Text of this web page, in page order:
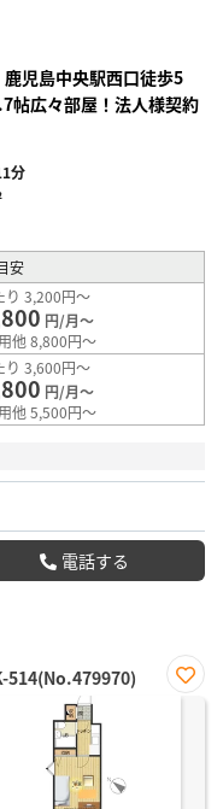
鹿児島中央駅西口徒歩5
広々部屋！法人様契約
分
安
り 3,200円～
円/月～
他 8,800円～
り 3,600円～
円/月～
他 5,500円～
電話する
514(No.479970)
お気